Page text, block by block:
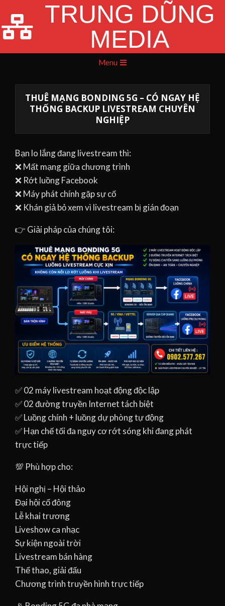
content
TRUNG DŨNG
MEDIA
Menu
Menu
THUÊ MẠNG BONDING 5G – CÓ NGAY HỆ
THỐNG BACKUP LIVESTREAM CHUYÊN
NGHIỆP
Bạn lo lắng đang livestream thì:
❌ Mất mạng giữa chương trình
❌ Rớt luồng Facebook
❌ Máy phát chính gặp sự cố
❌ Khán giả bỏ xem vì livestream bị gián đoạn
👉 Giải pháp của chúng tôi:
✅ 02 máy livestream hoạt động độc lập
✅ 02 đường truyền Internet tách biệt
✅ Luồng chính + luồng dự phòng tự động
✅ Hạn chế tối đa nguy cơ rớt sóng khi đang phát
trực tiếp
💯 Phù hợp cho:
Hội nghị – Hội thảo
Đại hội cổ đông
Lễ khai trương
Liveshow ca nhạc
Sự kiện ngoài trời
Livestream bán hàng
Thể thao, giải đấu
Chương trình truyền hình trực tiếp